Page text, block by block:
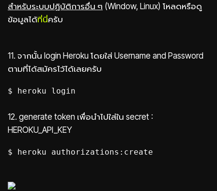
สำหรับระบบปฏิบัติการอื่น ๆ (Window, Linux) โหลดหรือดู
ข้อมูลได้ที่นี่ครับ
11. จากนั้น login Heroku โดยใส่ Username and Password
ตามที่ได้สมัครไว้ได้เลยครับ
$ heroku login
12. generate token เพื่อนำไปใส่ใน secret :
HEROKU_API_KEY
$ heroku authorizations:create